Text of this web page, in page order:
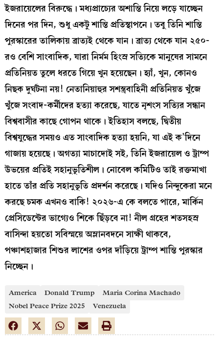
ইজরায়েলের বিরুদ্ধে। মধ্যপ্রাচ্যের অশান্তি নিয়ে লড়ে যাচ্ছেন
দিনের পর দিন, শুধু একটু শান্তি প্রতিস্থাপনে। তবু তিনি শান্তি
পুরস্কারের তালিকায় ব্রাত্যই থেকে যান। ব্রাত্য থেকে যান ২৫০-
রও বেশি সাংবাদিক, যারা নির্মম হিংস্র সত্যিকে মানুষের সামনে
প্রতিনিয়ত তুলে ধরতে গিয়ে খুন হয়েছেন। হ্যাঁ, খুন, কোনও
নিছক দুর্ঘটনা নয়! নেতানিয়াহুর সশস্ত্রবাহিনী প্রতিনিয়ত খুঁজে
খুঁজে সংবাদ-কর্মীদের হত্যা করেছে, যাতে নৃশংস সত্যির সন্ধান
বিশ্ববাসীর কাছে গোপন থাকে। ইতিহাস বলছে, দ্বিতীয়
বিশ্বযুদ্ধের সময়ও এত সাংবাদিক হত্যা হয়নি, যা এই ক’দিনে
গাজায় হয়েছে। অগত্যা মাচাদোই সই, তিনি ইজরায়েল ও ট্রাম্প
উভয়ের প্রতিই সহানুভূতিশীল। নোবেল কমিটিও তাই রক্তমাখা
হাতে তাঁর প্রতি সহানুভূতি প্রদর্শন করেছে। যদিও নিন্দুকেরা মনে
করছে চমক এখনও বাকি! ২০২৬-এ কে বলতে পারে, মার্কিন
প্রেসিডেন্টের ভাগ্যেও শিকে ছিঁড়বে না! নীল গ্রহের শতসহস্র
বাসিন্দা হয়তো সবিস্ময়ে অম্লানবদনে সাক্ষী থাকবে,
পঞ্চাশহাজার শিশুর লাশের ওপর দাঁড়িয়ে ট্রাম্প শান্তি পুরস্কার
নিচ্ছেন।
America Donald Trump
Maria Corina Machado
Nobel Peace Prize 2025
Venezuela